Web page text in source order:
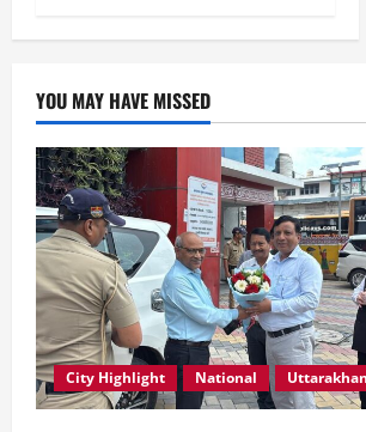
YOU MAY HAVE MISSED
City Highlight National